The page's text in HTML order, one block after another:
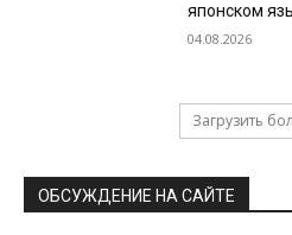
японском
04.08.2026
Загрузить
ОБСУЖДЕНИЕ НА САЙТЕ